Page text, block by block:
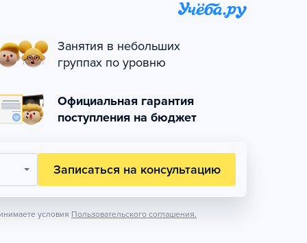
Занятия в небольших
группах по уровню
Официальная гарантия
поступления на бюджет
Записаться на консультацию
условия Пользовательского соглашения.